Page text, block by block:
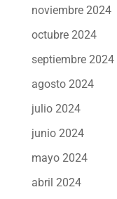
noviembre 2024
octubre 2024
septiembre 2024
agosto 2024
julio 2024
junio 2024
mayo 2024
abril 2024